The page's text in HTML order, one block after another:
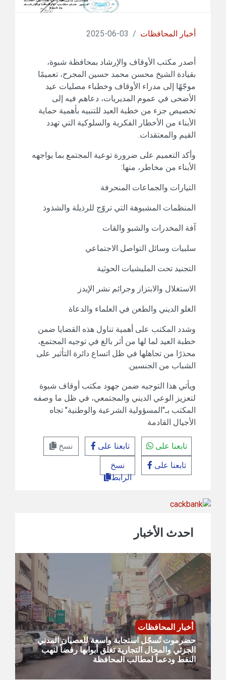
أخبار المحافظات /
03-06-2025
أصدر مكتب الأوقاف والإرشاد بمحافظة شبوة،
بقيادة الشيخ محسن محمد حسين المجرح، تعميمًا
موجّهًا إلى مدراء الأوقاف وخطباء مصليات عيد
الأضحى في عموم المديريات، دعاهم فيه إلى
تخصيص جزء من خطبة العيد للتنبيه بأهمية حماية
الأبناء من الأخطار الفكرية والسلوكية التي تهدد
القيم والمعتقدات.
وأكد التعميم على ضرورة توعية المجتمع بما يواجهه
الأبناء من مخاطر، منها:
التيارات والجماعات المنحرفة
المنظمات المشبوهة التي تروّج للرذيلة والشذوذ
آفة المخدرات والشبو والقات
سلبيات وسائل التواصل الاجتماعي
التجنيد تحت المليشيات الحوثية
الاستغلال والابتزاز وجرائم نشر الإيدز
الغلو الديني والطعن في العلماء والدعاة
وشدد المكتب على أهمية تناول هذه القضايا ضمن
خطبة العيد لما لها من أثر بالغ في توجيه المجتمع،
محذرًا من تجاهلها في ظل اتساع دائرة التأثير على
الشباب من الجنسين.
ويأتي هذا التوجيه ضمن جهود مكتب أوقاف شبوة
لتعزيز الوعي الديني والمجتمعي، في ظل ما وصفه
المكتب بـ"المسؤولية الشرعية والوطنية" تجاه
الأجيال القادمة
تابعنا على تابعنا على
نسخ
تابعنا على
نسخ
الرابط
احدث الأخبار
أخبار المحافظات
حضرموت تُسجّل استجابة واسعة للعصيان المدني
الجزئي والمحال التجارية تغلق أبوابها رفضاً لنهب
النفط ودعماً لمطالب المحافظة